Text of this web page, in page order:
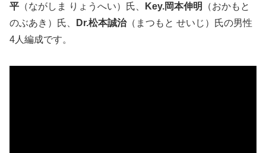
平 （ながしま りょうへい）氏、 Key.岡本伸明
（おかもと
のぶあき）氏、
Dr.松本誠治（まつもと せいじ）氏の男性
4人編成です。